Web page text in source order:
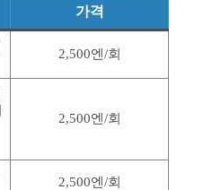
가격
2,500엔/회
2,500엔/회
2,500엔/회